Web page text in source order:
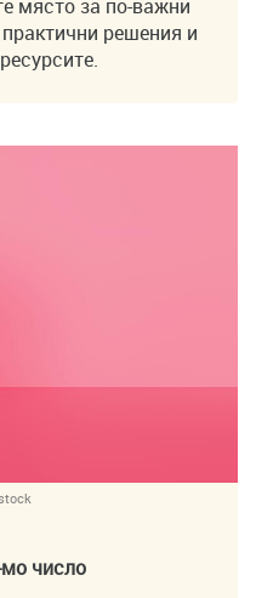
място за по-важни
решения и
мо число